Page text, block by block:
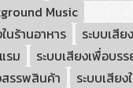
Music
นร้านอาหาร
ระบบเสี
รม
ระบบเสียงเพื่อบร
สรรพสินค้า
ระบบเสียง